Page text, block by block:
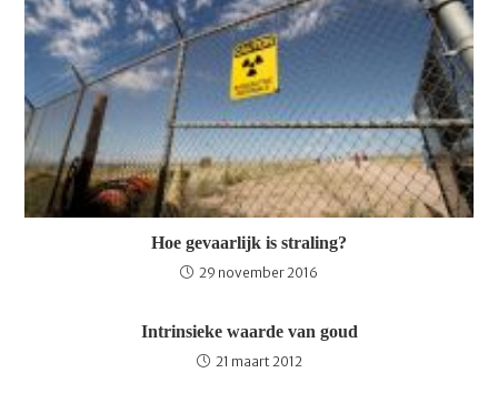
Hoe gevaarlijk is straling?
29 november 2016
Intrinsieke waarde van goud
21 maart 2012